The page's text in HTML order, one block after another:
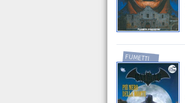
FUMETTI